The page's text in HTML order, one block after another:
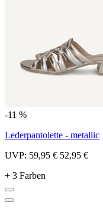
-11 %
Lederpantolette - metallic
UVP: 59,95 € 52,95 €
+ 3 Farben